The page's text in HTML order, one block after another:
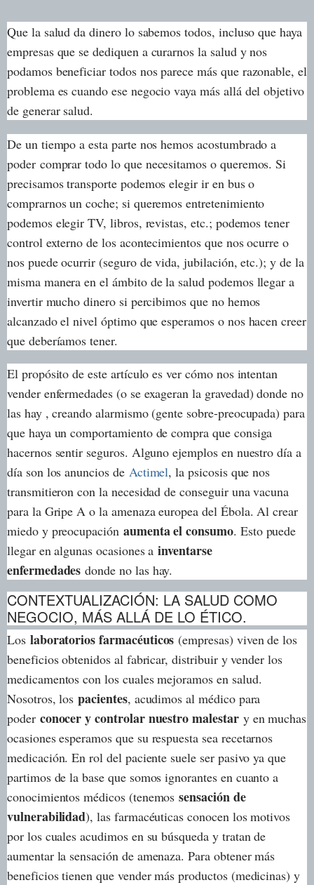
Que la salud da dinero lo sabemos todos, incluso que haya
empresas que se dediquen a curarnos la salud y nos
podamos beneficiar todos nos parece más que razonable, el
problema es cuando ese negocio vaya más allá del objetivo
de generar salud.
De un tiempo a esta parte nos hemos acostumbrado a
poder comprar todo lo que necesitamos o queremos. Si
precisamos transporte podemos elegir ir en bus o
comprarnos un coche; si queremos entretenimiento
podemos elegir TV, libros, revistas, etc.; podemos tener
control externo de los acontecimientos que nos ocurre o
nos puede ocurrir (seguro de vida, jubilación, etc.); y de la
misma manera en el ámbito de la salud podemos llegar a
invertir mucho dinero si percibimos que no hemos
alcanzado el nivel óptimo que esperamos o nos hacen creer
que deberíamos tener.
El propósito de este artículo es ver cómo nos intentan
vender enfermedades (o se exageran la gravedad) donde no
las hay , creando alarmismo (gente sobre-preocupada) para
que haya un comportamiento de compra que consiga
hacernos sentir seguros. Alguno ejemplos en nuestro día a
día son los anuncios de Actimel, la psicosis que nos
transmitieron con la necesidad de conseguir una vacuna
para la Gripe A o la amenaza europea del Ébola. Al crear
miedo y preocupación aumenta el consumo. Esto puede
llegar en algunas ocasiones ainventarse
enfermedades donde no las hay.
CONTEXTUALIZACIÓN: LA SALUD COMO
NEGOCIO, MÁS ALLÁ DE LO ÉTICO.
Los laboratorios farmacéuticos (empresas) viven de los
beneficios obtenidos al fabricar, distribuir y vender los
medicamentos con los cuales mejoramos en salud.
Nosotros, lospacientes, acudimos al médico para
poder conocer y controlar nuestro malestary en muchas
ocasiones esperamos que su respuesta sea recetarnos
medicación. En rol del paciente suele ser pasivo ya que
partimos de la base que somos ignorantes en cuanto a
conocimientos médicos (tenemossensación de
vulnerabilidad), las farmacéuticas conocen los motivos
por los cuales acudimos en su búsqueda y tratan de
aumentar la sensación de amenaza. Para obtener más
beneficios tienen que vender más productos (medicinas) y